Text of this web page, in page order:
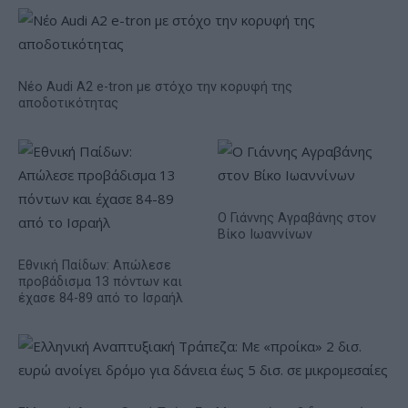
Νέο Audi A2 e-tron με στόχο την κορυφή της
αποδοτικότητας
Εθνική Παίδων: Απώλεσε
προβάδισμα 13 πόντων και
έχασε 84-89 από το Ισραήλ
Ο Γιάννης Αγραβάνης στον
Βίκο Ιωαννίνων